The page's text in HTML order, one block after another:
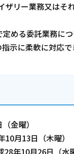
ザリー業務又は
定める委託業務に
示に柔軟に対応で
金曜）
月13日（木曜）